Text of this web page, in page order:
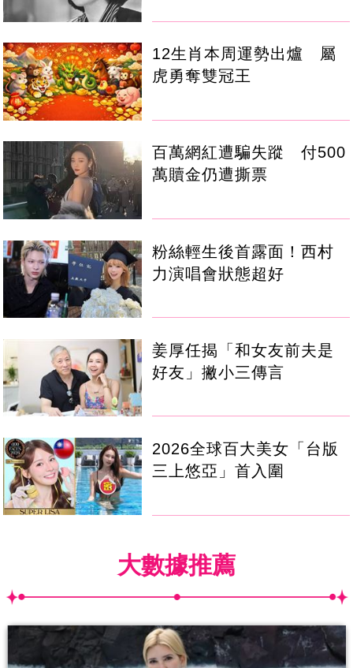
12生肖本周運勢出爐 屬
虎勇奪雙冠王
百萬網紅遭騙失蹤 付500
萬贖金仍遭撕票
粉絲輕生後首露面！西村
力演唱會狀態超好
姜厚任揭「和女友前夫是
好友」撇小三傳言
2026全球百大美女「台版
三上悠亞」首入圍
大數據推薦